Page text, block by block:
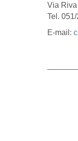
Via
Tel.
E-mail: